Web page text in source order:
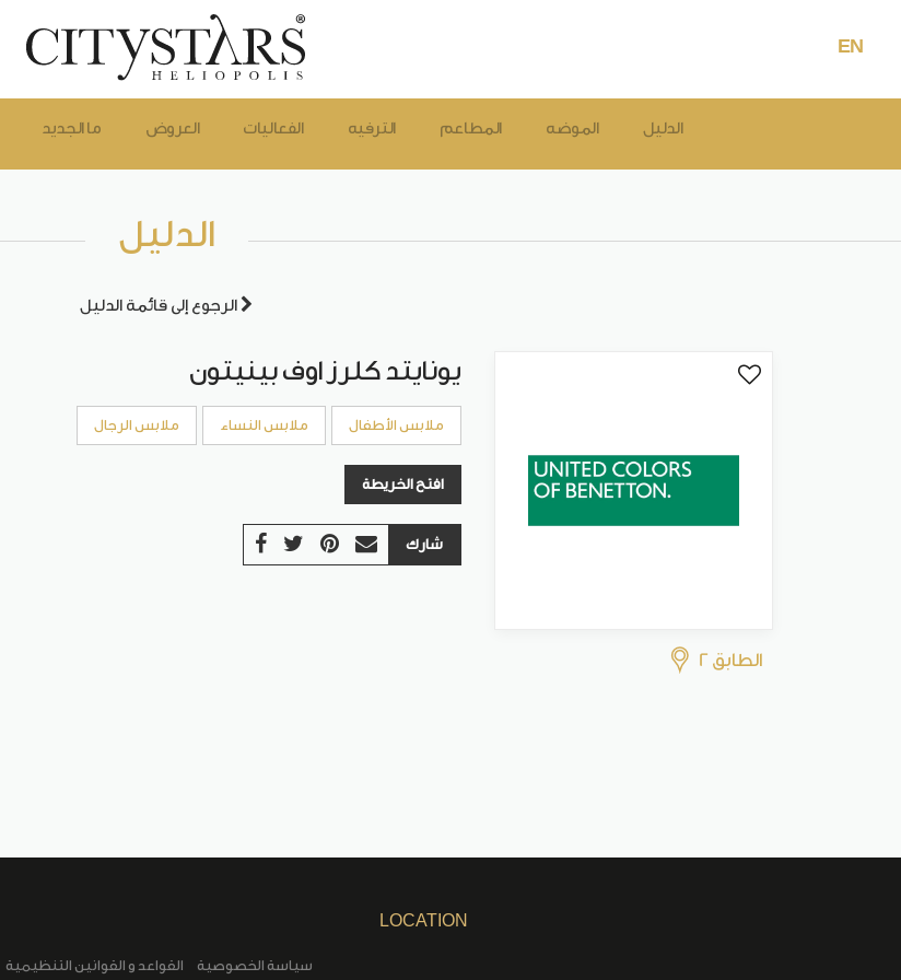
EN
ما الجديد العروض الفعاليات الترفيه المطاعم الموضه الدليل
الدليل
الرجوع إلى قائمة الدليل
الطابق 2
يونايتد كلرز اوف بينيتون
ملابس الأطفال ملابس النساء ملابس الرجال
افتح الخريطة
شارك
القواعد و القوانين التنظيمية سياسة الخصوصية
LOCATION